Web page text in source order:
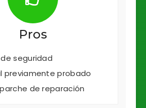
Pros
seguridad
previamente probado
de reparación